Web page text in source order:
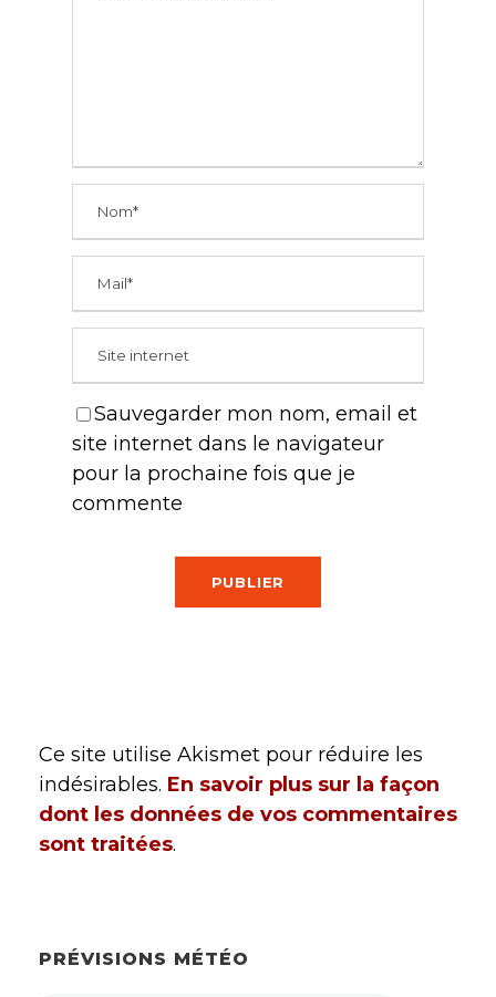
Sauvegarder mon nom, email et
site internet dans le navigateur
pour la prochaine fois que je
commente
Ce site utilise Akismet pour réduire les
indésirables. En savoir plus sur la façon
dont les données de vos commentaires
sont traitées.
PRÉVISIONS MÉTÉO